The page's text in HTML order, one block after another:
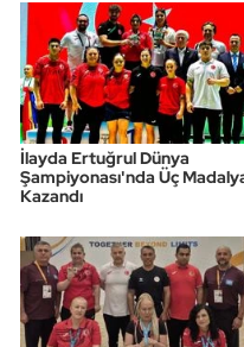
İlayda Ertuğrul Dünya
Şampiyonası'nda Üç
Kazandı
Yüzme